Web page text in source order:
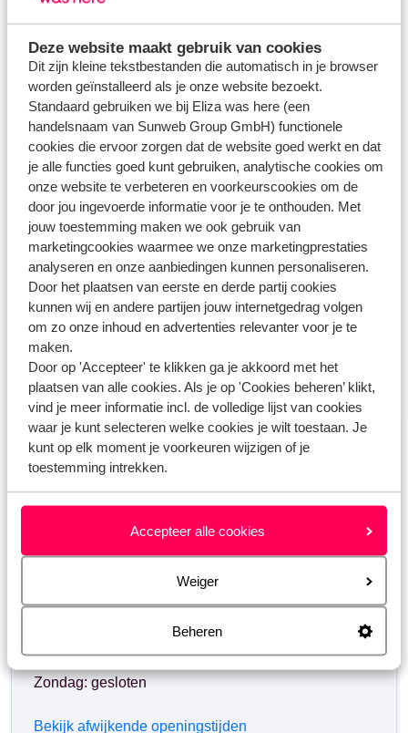
Deze website maakt gebruik van cookies
Dit zijn kleine tekstbestanden die automatisch in je browser
worden geïnstalleerd als je onze website bezoekt.
Standaard gebruiken we bij Eliza was here (een
handelsnaam van Sunweb Group GmbH) functionele
cookies die ervoor zorgen dat de website goed werkt en dat
je alle functies goed kunt gebruiken, analytische cookies om
onze website te verbeteren en voorkeurscookies om de
door jou ingevoerde informatie voor je te onthouden. Met
jouw toestemming maken we ook gebruik van
marketingcookies waarmee we onze marketingprestaties
analyseren en onze aanbiedingen kunnen personaliseren.
Door het plaatsen van eerste en derde partij cookies
kunnen wij en andere partijen jouw internetgedrag volgen
om zo onze inhoud en advertenties relevanter voor je te
maken.
Door op 'Accepteer' te klikken ga je akkoord met het
plaatsen van alle cookies. Als je op 'Cookies beheren’ klikt,
vind je meer informatie incl. de volledige lijst van cookies
waar je kunt selecteren welke cookies je wilt toestaan. Je
kunt op elk moment je voorkeuren wijzigen of je
toestemming intrekken.
Accepteer alle cookies
Weiger
Beheren
ons op viaWhatsApp
Vragen over hetzelfde onderwerp
Kan ik een voorkeur doorgeven?
Wat is het verschil tussen een voorkeur en essentie?
Gerelateerde vragen
Kan ik een voorkeur doorgeven?
Kan ik een aanhef wijzigen?
Kan ik een (voor)naam wijzigen?
Hoe kan ik een adreswijziging doorvoeren?
Heb jij jouw antwoord niet gevonden?
Whatsapp ons!
WhatsApp ons op het nummer+31102700820
rekening met langere wachttijden.
Maandag t/m vrijdag: 09:00-18:00
Zaterdag: 10:00-17:00
Zondag: gesloten
Bekijk afwijkende openingstijden